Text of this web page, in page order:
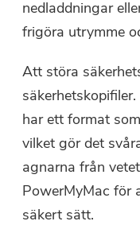
nedladdningar
frigöra utrymme
Att störa
har ett format
vilket gör det
agnarna från
PowerMyMac för
säkert sätt.